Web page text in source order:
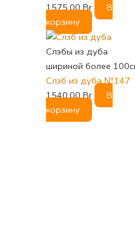
1575,00Br
В
корзину
Слэбы из дуба
шириной более
Слэб из дуба №147
1540,00Br
В
корзину